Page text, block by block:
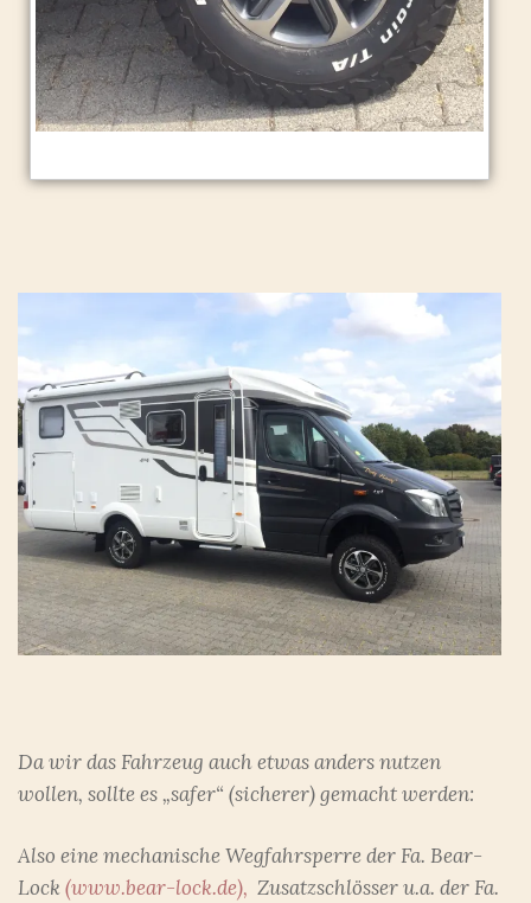
Da wir das Fahrzeug auch etwas anders nutzen
wollen, sollte es „safer“ (sicherer) gemacht werden:
Also eine mechanische Wegfahrsperre der Fa. Bear-
Lock(www.bear-lock.de), Zusatzschlösser u.a. der Fa.